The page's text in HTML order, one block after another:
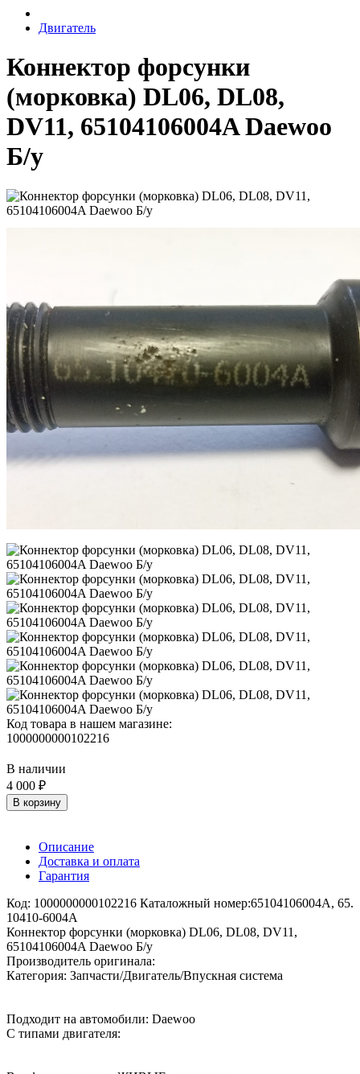
Двигатель
Коннектор форсунки
(морковка) DL06, DL08,
DV11, 65104106004A Daewoo
Б/у
Код товара в нашем магазине:
1000000000102216
В наличии
4 000 ₽
В корзину
Описание
Доставка и оплата
Гарантия
Код: 1000000000102216 Каталожный номер:65104106004A, 65.
10410-6004A
Коннектор форсунки (морковка) DL06, DL08, DV11,
65104106004A Daewoo Б/у
Производитель оригинала:
Категория: Запчасти/Двигатель/Впускная система
Подходит на автомобили: Daewoo
С типами двигателя: